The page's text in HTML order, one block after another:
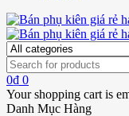
0₫ 0
Your shopping cart is
Danh Mục Hàng